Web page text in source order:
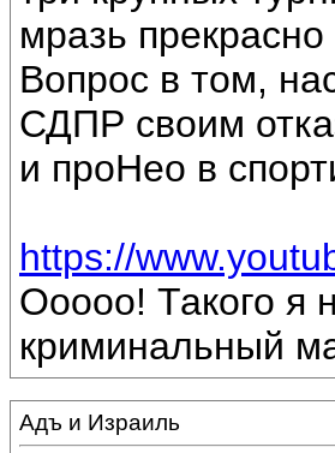
мразь
Вопрос в том,
СДПР своим
и проНео в
https://
Ооооо! Такого я
криминальный
Адъ и Израиль